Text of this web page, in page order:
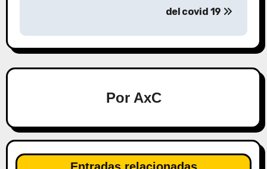
a
c
ó
n
del covid 19
Por AxC
Entradas relacionadas